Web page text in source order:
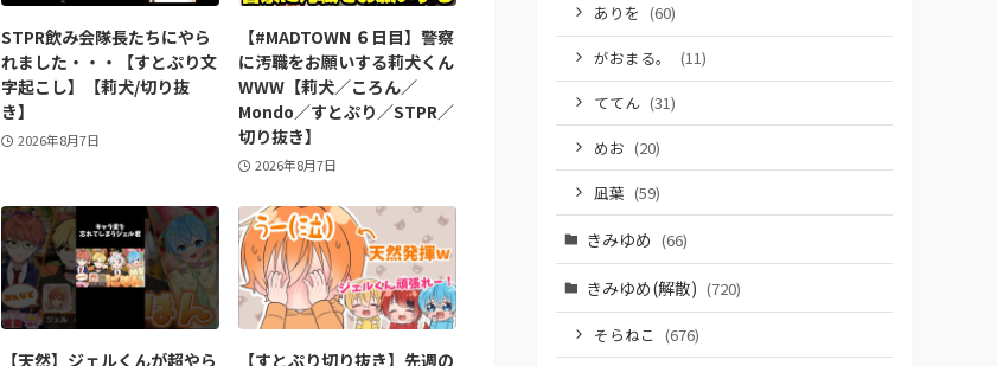
STPR飲み会隊長たちにやら
れました・・・【すとぷり文
字起こし】【莉犬/切り抜
き】
2026年8月7日
【#MADTOWN ６日目】警察
に汚職をお願いする莉犬くん
WWW【莉犬／ころん／
Mondo／すとぷり／STPR／
切り抜き】
2026年8月7日
【天然】ジェルくんが超やら
【すとぷり切り抜き】先週の
ありを (60)
がおまる。
(11)
ててん (31)
めお (20)
凪葉 (59)
きみゆめ (66)
きみゆめ(解散) (720)
そらねこ (676)